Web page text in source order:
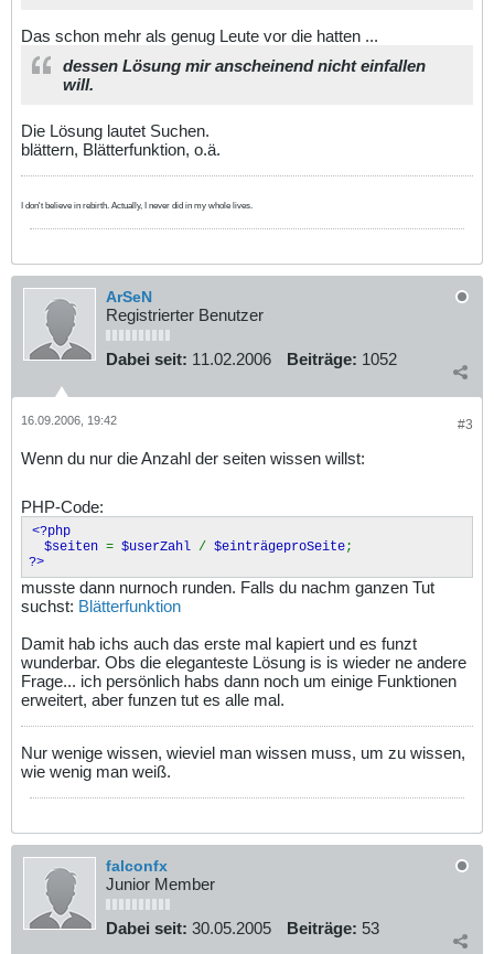
Das schon mehr als genug Leute vor die hatten ...
dessen Lösung mir anscheinend nicht einfallen
will.
Die Lösung lautet Suchen.
blättern, Blätterfunktion, o.ä.
I don't believe in rebirth. Actually, I never did in my whole lives.
ArSeN
Registrierter Benutzer
Dabei seit: 11.02.2006 Beiträge: 1052
#3
16.09.2006, 19:42
Wenn du nur die Anzahl der seiten wissen willst:
PHP-Code:
<?php
$seiten = $userZahl / $einträgeproSeite;
?>
musste dann nurnoch runden. Falls du nachm ganzen Tut
suchst: Blätterfunktion
Damit hab ichs auch das erste mal kapiert und es funzt
wunderbar. Obs die eleganteste Lösung is is wieder ne andere
Frage... ich persönlich habs dann noch um einige Funktionen
erweitert, aber funzen tut es alle mal.
Nur wenige wissen, wieviel man wissen muss, um zu wissen,
wie wenig man weiß.
falconfx
Junior Member
Dabei seit: 30.05.2005 Beiträge: 53